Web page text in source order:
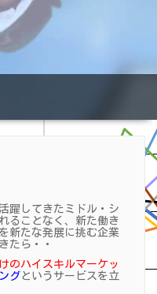
躍してきたミドル・シ
ることなく、新た働き
新たな発展に挑む企業
たら・・
のハイスキルマーケッ
グというサービスを立